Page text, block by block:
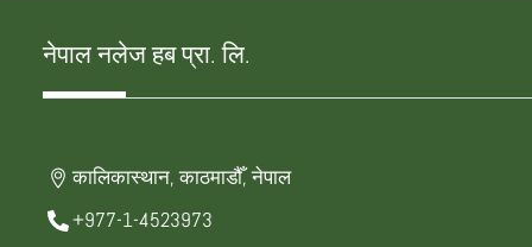
नेपाल नलेज हब प्रा. लि.
कालिकास्थान, काठमाडौँ, नेपाल
+977-1-4523973